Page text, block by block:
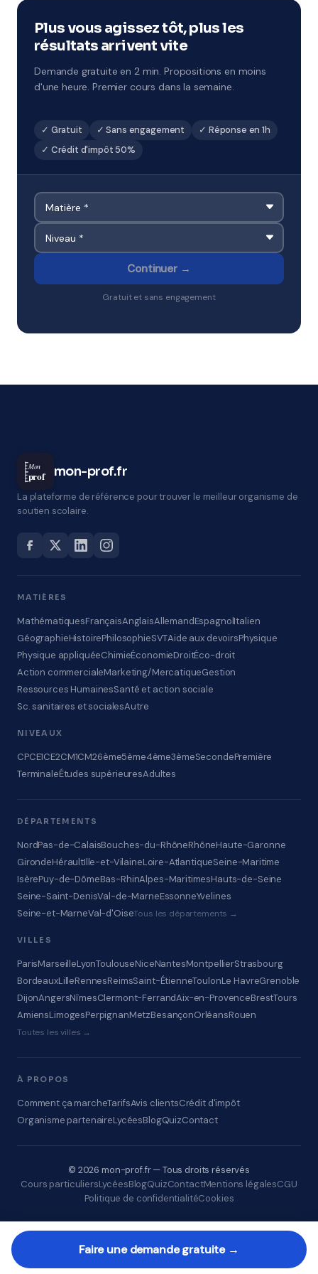
Faire une demande gratuite →
Disponibles à Niort.
Plus vous agissez tôt, plus les
résultats arrivent vite
Demande gratuite en 2 min. Propositions en moins
d'une heure. Premier cours dans la semaine.
✓ Gratuit ✓ Sans engagement
✓ Réponse en 1h
✓ Crédit d'impôt 50%
Continuer →
Gratuit et sans engagement
Mon
prof mon-prof.fr
La plateforme de référence pour trouver le meilleur organisme de
soutien scolaire.
MATIÈRES
MathématiquesFrançaisAnglaisAllemandEspagnolItalien
GéographieHistoirePhilosophieSVTAide aux devoirsPhysique
Physique appliquéeChimieÉconomieDroitÉco-droit
Action commercialeMarketing/MercatiqueGestion
Ressources HumainesSanté et action sociale
Sc. sanitaires et socialesAutre
NIVEAUX
CPCE1CE2CM1CM26ème5ème4ème3èmeSecondePremière
TerminaleÉtudes supérieuresAdultes
DÉPARTEMENTS
NordPas-de-CalaisBouches-du-RhôneRhôneHaute-Garonne
GirondeHéraultIlle-et-VilaineLoire-AtlantiqueSeine-Maritime
IsèrePuy-de-DômeBas-RhinAlpes-MaritimesHauts-de-Seine
Seine-Saint-DenisVal-de-MarneEssonneYvelines
Seine-et-MarneVal-d'OiseTous les départements →
VILLES
ParisMarseilleLyonToulouseNiceNantesMontpellierStrasbourg
BordeauxLilleRennesReimsSaint-ÉtienneToulonLe HavreGrenoble
DijonAngersNîmesClermont-FerrandAix-en-ProvenceBrestTours
AmiensLimogesPerpignanMetzBesançonOrléansRouen
Toutes les villes →
À PROPOS
Comment ça marcheTarifsAvis clientsCrédit d'impôt
Organisme partenaireLycéesBlogQuizContact
© 2026 mon-prof.fr — Tous droits réservés
Cours particuliersLycéesBlogQuizContactMentions légalesCGU
Politique de confidentialitéCookies